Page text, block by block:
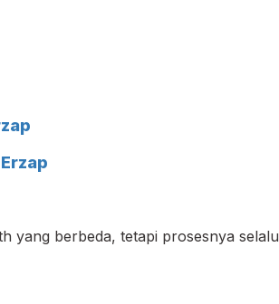
yang berbeda, tetapi prosesnya selalu